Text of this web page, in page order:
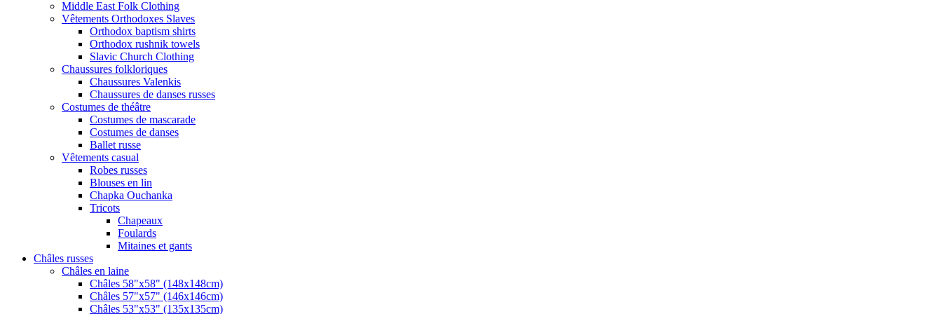
Middle East Folk Clothing
Vêtements Orthodoxes Slaves
Orthodox baptism shirts
Orthodox rushnik towels
Slavic Church Clothing
Chaussures folkloriques
Chaussures Valenkis
Chaussures de danses russes
Costumes de théâtre
Costumes de mascarade
Costumes de danses
Ballet russe
Vêtements casual
Robes russes
Blouses en lin
Chapka Ouchanka
Tricots
Chapeaux
Foulards
Mitaines et gants
Châles russes
Châles en laine
Châles 58"x58" (148x148cm)
Châles 57"x57" (146x146cm)
Châles 53"x53" (135x135cm)